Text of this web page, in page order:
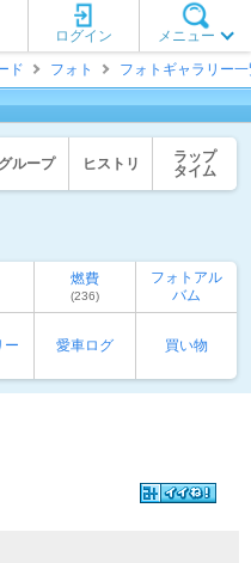
メニュー
ログイン
ド フォト フォトギャラリー
グループ ヒストリ
ラップ
タイム
燃費
(236)
フォトアル
バム
ー 愛車ログ 買い物